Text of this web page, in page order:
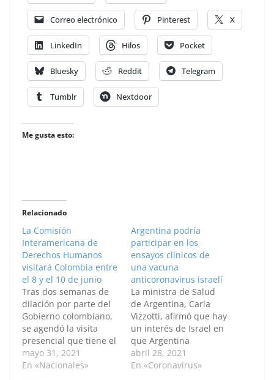
Correo electrónico Pinterest X
LinkedIn Hilos Pocket
Bluesky Reddit Telegram
Tumblr Nextdoor
Me gusta esto:
Relacionado
La Comisión
Interamericana de
Derechos Humanos
visitará Colombia entre
el 8 y el 10 de junio
Tras dos semanas de
dilación por parte del
Gobierno colombiano,
se agendó la visita
presencial que tiene el
propósito de investigar
las violaciones de
mayo 31, 2021
En «Nacionales»
Argentina podría
participar en los
ensayos clínicos de
una vacuna
anticoronavirus israelí
La ministra de Salud
de Argentina, Carla
Vizzotti, afirmó que hay
un interés de Israel en
que Argentina
participe en el
desarrollo de la fase
abril 28, 2021
En «Coronavirus»